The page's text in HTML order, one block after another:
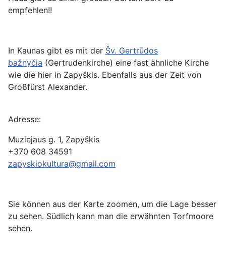
empfehlen!!
In Kaunas gibt es mit der Šv. Gertrūdos
bažnyčia (Gertrudenkirche) eine fast ähnliche Kirche
wie die hier in Zapyškis. Ebenfalls aus der Zeit von
Großfürst Alexander.
Adresse:
Muziejaus g. 1, Zapyškis
+370 608 34591
zapyskiokultura@gmail.com
Sie können aus der Karte zoomen, um die Lage besser
zu sehen. Südlich kann man die erwähnten Torfmoore
sehen.